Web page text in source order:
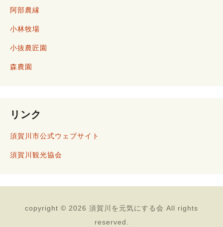
ー
シ
ョ
ン
阿部農縁
小林牧場
小抜農匠園
森農園
リンク
須賀川市公式ウェブサイト
須賀川観光協会
copyright © 2026 須賀川を元気にする会 All rights
reserved.